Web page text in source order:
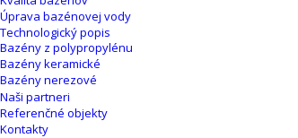
Úprava bazénovej vody
Technologický popis
Bazény z polypropylénu
Bazény keramické
Bazény nerezové
Naši partneri
Referenčné objekty
Kontakty